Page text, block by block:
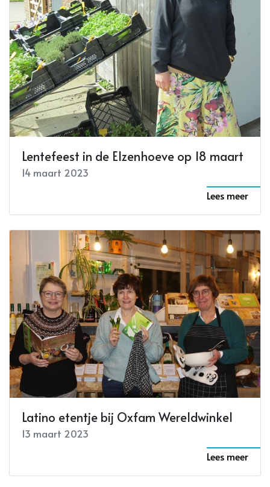
Lentefeest in de Elzenhoeve op 18 maart
14 maart 2023
Lees meer
Latino etentje bij Oxfam Wereldwinkel
13 maart 2023
Lees meer